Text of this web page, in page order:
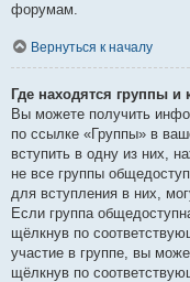
форумам.
Вернуться к началу
Где находятся группы и
Вы можете получить
по ссылке «Группы» в
вступить в одну из них,
не все группы
для вступления в них,
Если группа
щёлкнув по
участие в группе, вы
щёлкнув по